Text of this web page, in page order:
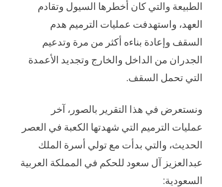
الطبيعة والتي كان أخطرها السيول وتقادم
العهد، واستهدفت عمليات الترميم هدم
السقف وإعادة بناءه أكثر من مرة وتدعيم
الجدران من الداخل والخارج وتجديد الأعمدة
التي تحمل السقف.
ونستعرض في هذا التقرير بالصور، آخر
عمليات الترميم التي شهدتها الكعبة في العصر
الحديث، والتي بدأت مع تولي أسرة الملك
عبدالعزيز آل سعود للحكم في المملكة العربية
السعودية: